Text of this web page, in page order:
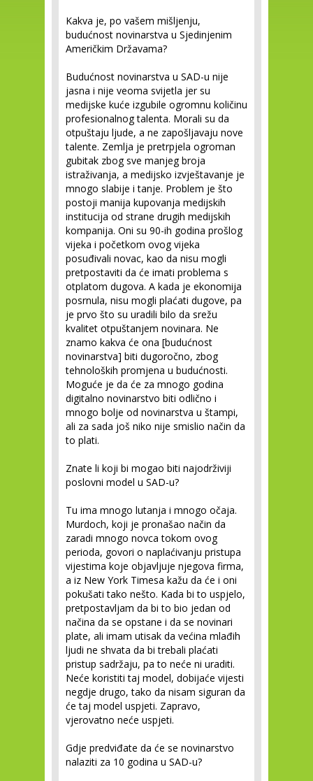
Kakva je, po vašem mišljenju,
budućnost novinarstva u Sjedinjenim
Američkim Državama?
Budućnost novinarstva u SAD-u nije
jasna i nije veoma svijetla jer su
medijske kuće izgubile ogromnu količinu
profesionalnog talenta. Morali su da
otpuštaju ljude, a ne zapošljavaju nove
talente. Zemlja je pretrpjela ogroman
gubitak zbog sve manjeg broja
istraživanja, a medijsko izvještavanje je
mnogo slabije i tanje. Problem je što
postoji manija kupovanja medijskih
institucija od strane drugih medijskih
kompanija. Oni su 90-ih godina prošlog
vijeka i početkom ovog vijeka
posuđivali novac, kao da nisu mogli
pretpostaviti da će imati problema s
otplatom dugova. A kada je ekonomija
posrnula, nisu mogli plaćati dugove, pa
je prvo što su uradili bilo da srežu
kvalitet otpuštanjem novinara. Ne
znamo kakva će ona [budućnost
novinarstva] biti dugoročno, zbog
tehnoloških promjena u budućnosti.
Moguće je da će za mnogo godina
digitalno novinarstvo biti odlično i
mnogo bolje od novinarstva u štampi,
ali za sada još niko nije smislio način da
to plati.
Znate li koji bi mogao biti najodrživiji
poslovni model u SAD-u?
Tu ima mnogo lutanja i mnogo očaja.
Murdoch, koji je pronašao način da
zaradi mnogo novca tokom ovog
perioda, govori o naplaćivanju pristupa
vijestima koje objavljuje njegova firma,
a iz New York Timesa kažu da će i oni
pokušati tako nešto. Kada bi to uspjelo,
pretpostavljam da bi to bio jedan od
načina da se opstane i da se novinari
plate, ali imam utisak da većina mlađih
ljudi ne shvata da bi trebali plaćati
pristup sadržaju, pa to neće ni uraditi.
Neće koristiti taj model, dobijaće vijesti
negdje drugo, tako da nisam siguran da
će taj model uspjeti. Zapravo,
vjerovatno neće uspjeti.
Gdje predviđate da će se novinarstvo
nalaziti za 10 godina u SAD-u?